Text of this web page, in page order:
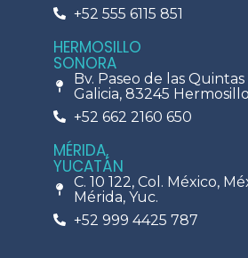
+52 555 6115 851
HERMOSILLO
SONORA
Bv. Paseo de las Quintas
Galicia, 83245
+52 662 2160 650
MÉRIDA,
YUCATÁN
C. 10 122, Col. México,
Mérida, Yuc.
+52 999 4425 787